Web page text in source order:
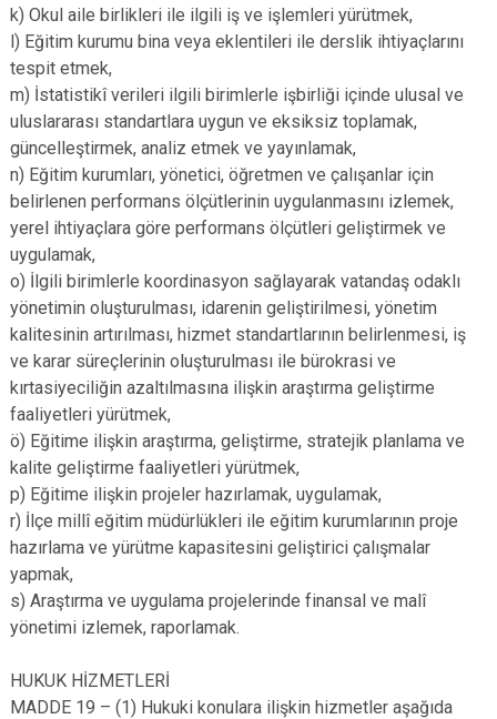
k) Okul aile birlikleri ile ilgili iş ve işlemleri yürütmek,
l) Eğitim kurumu bina veya eklentileri ile derslik ihtiyaçlarını
tespit etmek,
m) İstatistikî verileri ilgili birimlerle işbirliği içinde ulusal ve
uluslararası standartlara uygun ve eksiksiz toplamak,
güncelleştirmek, analiz etmek ve yayınlamak,
n) Eğitim kurumları, yönetici, öğretmen ve çalışanlar için
belirlenen performans ölçütlerinin uygulanmasını izlemek,
yerel ihtiyaçlara göre performans ölçütleri geliştirmek ve
uygulamak,
o) İlgili birimlerle koordinasyon sağlayarak vatandaş odaklı
yönetimin oluşturulması, idarenin geliştirilmesi, yönetim
kalitesinin artırılması, hizmet standartlarının belirlenmesi, iş
ve karar süreçlerinin oluşturulması ile bürokrasi ve
kırtasiyeciliğin azaltılmasına ilişkin araştırma geliştirme
faaliyetleri yürütmek,
ö) Eğitime ilişkin araştırma, geliştirme, stratejik planlama ve
kalite geliştirme faaliyetleri yürütmek,
p) Eğitime ilişkin projeler hazırlamak, uygulamak,
r) İlçe millî eğitim müdürlükleri ile eğitim kurumlarının proje
hazırlama ve yürütme kapasitesini geliştirici çalışmalar
yapmak,
s) Araştırma ve uygulama projelerinde finansal ve malî
yönetimi izlemek, raporlamak.
HUKUK HİZMETLERİ
MADDE 19 – (1) Hukuki konulara ilişkin hizmetler aşağıda